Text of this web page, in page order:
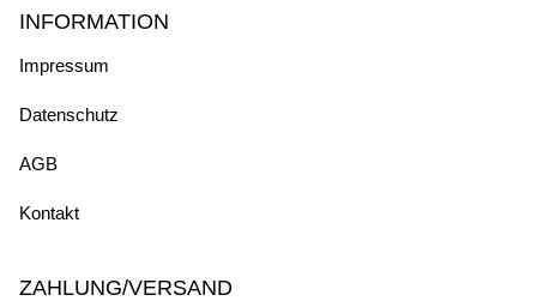
INFORMATION
Impressum
Datenschutz
AGB
Kontakt
ZAHLUNG/VERSAND